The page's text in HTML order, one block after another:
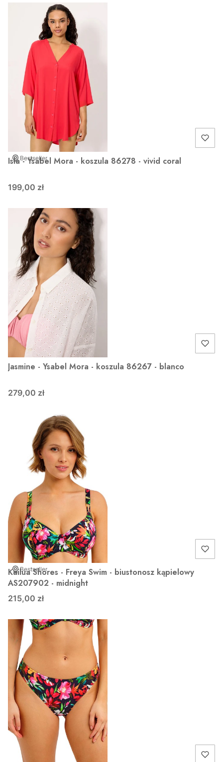
Bestseller
Isla - Ysabel Mora - koszula 86278 - vivid coral
199,00 zł
Jasmine - Ysabel Mora - koszula 86267 - blanco
279,00 zł
Bestseller
Kailua Shores - Freya Swim - biustonosz kąpielowy
AS207902 - midnight
215,00 zł